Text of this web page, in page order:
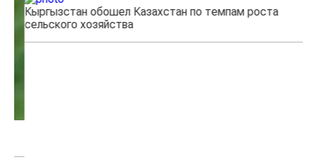
Кыргызстан обошел Казахстан по темпам роста
сельского хозяйства